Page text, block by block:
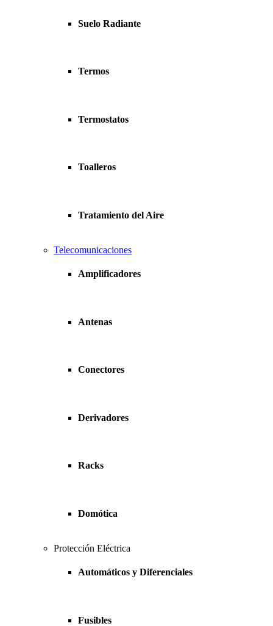
Suelo Radiante
Termos
Termostatos
Toalleros
Tratamiento del Aire
Telecomunicaciones
Amplificadores
Antenas
Conectores
Derivadores
Racks
Domótica
Protección Eléctrica
Automáticos y Diferenciales
Fusibles